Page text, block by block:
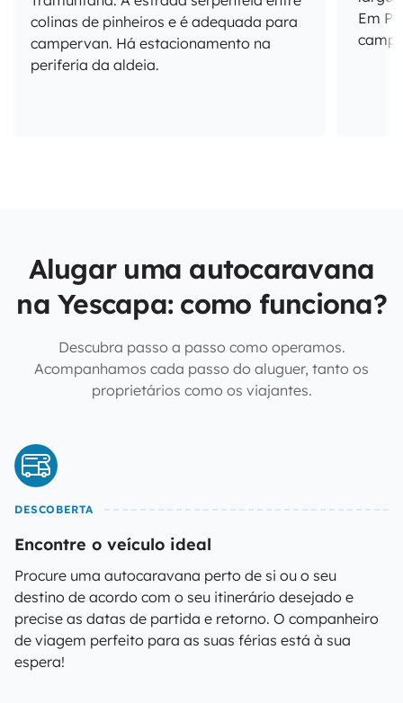
colinas de pinheiros e é adequada para
campervan. Há estacionamento na
periferia da aldeia.
Em
Alugar uma autocaravana
na Yescapa: como funciona?
Descubra passo a passo como operamos.
Acompanhamos cada passo do aluguer, tanto os
proprietários como os viajantes.
DESCOBERTA
Encontre o veículo ideal
Procure uma autocaravana perto de si ou o seu
destino de acordo com o seu itinerário desejado e
precise as datas de partida e retorno. O companheiro
de viagem perfeito para as suas férias está à sua
espera!